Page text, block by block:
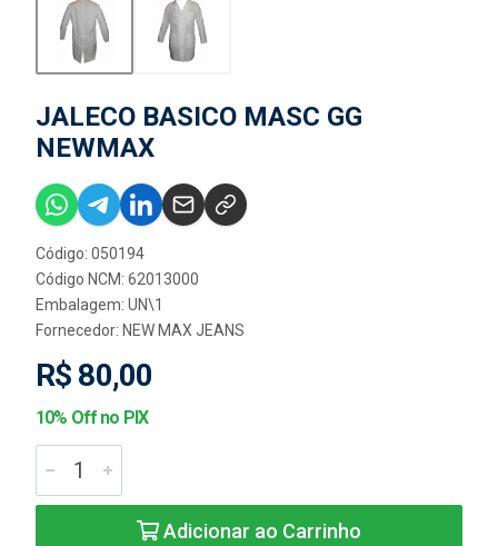
JALECO BASICO MASC GG
NEWMAX
Código: 050194
Código NCM: 62013000
Embalagem: UN\1
Fornecedor: NEW MAX JEANS
R$ 80,00
10% Off no PIX
Adicionar ao Carrinho